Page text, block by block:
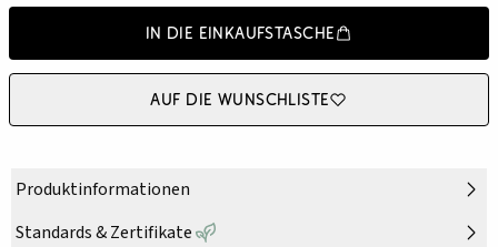
In die Einkaufstasche
Auf die Wunschliste
Produktinformationen
Standards & Zertifikate